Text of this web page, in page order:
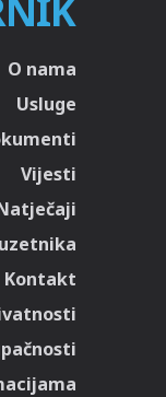
O nama
Usluge
Vijesti
Kontakt